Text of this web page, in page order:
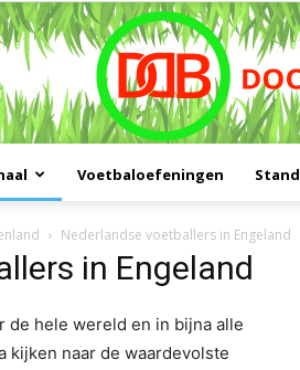
Voetbaloefeningen Stand
Nederlandse voetballers in Engeland
in Engeland
de hele wereld en in bijna alle
kijken naar de waardevolste